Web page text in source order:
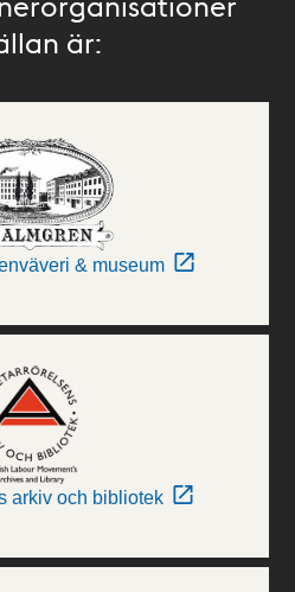
är:
& museum
arkiv och bibliotek